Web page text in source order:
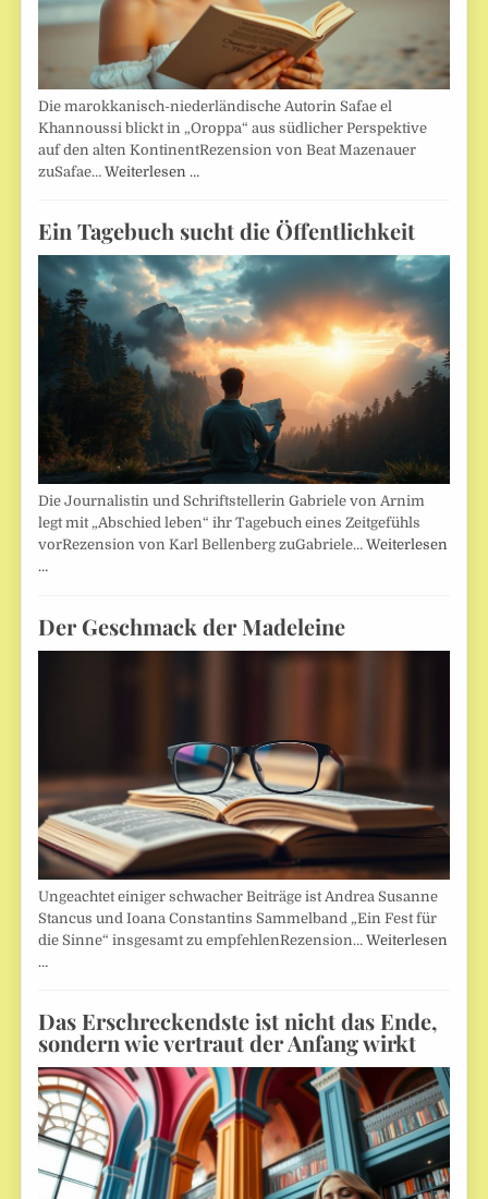
Die marokkanisch-niederländische Autorin Safae el
Khannoussi blickt in „Oroppa“ aus südlicher Perspektive
auf den alten KontinentRezension von Beat Mazenauer
zuSafae…Weiterlesen …
Ein Tagebuch sucht die Öffentlichkeit
Die Journalistin und Schriftstellerin Gabriele von Arnim
legt mit „Abschied leben“ ihr Tagebuch eines Zeitgefühls
vorRezension von Karl Bellenberg zuGabriele…Weiterlesen
…
Der Geschmack der Madeleine
Ungeachtet einiger schwacher Beiträge ist Andrea Susanne
Stancus und Ioana Constantins Sammelband „Ein Fest für
die Sinne“ insgesamt zu empfehlenRezension…Weiterlesen
…
Das Erschreckendste ist nicht das Ende,
sondern wie vertraut der Anfang wirkt